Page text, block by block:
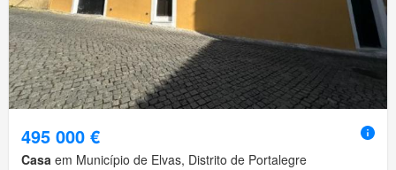
495 000 €
Casa em Município de Elvas, Distrito de Portalegre